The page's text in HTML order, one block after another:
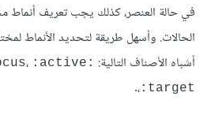
في حالة العنصر، كذلك يجب تعريف أنماط
الحالات. وأسهل طريقة لتحديد الأنماط
أشباه الأصناف التالية: :hover ، :active
،:target
.